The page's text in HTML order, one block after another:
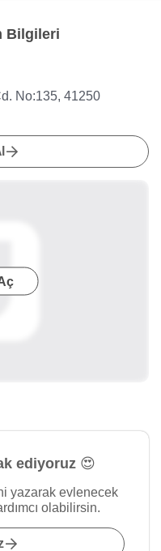
Bilgileri
No:135, 41250
ediyoruz 😍
yazarak evlenecek
olabilirsin.